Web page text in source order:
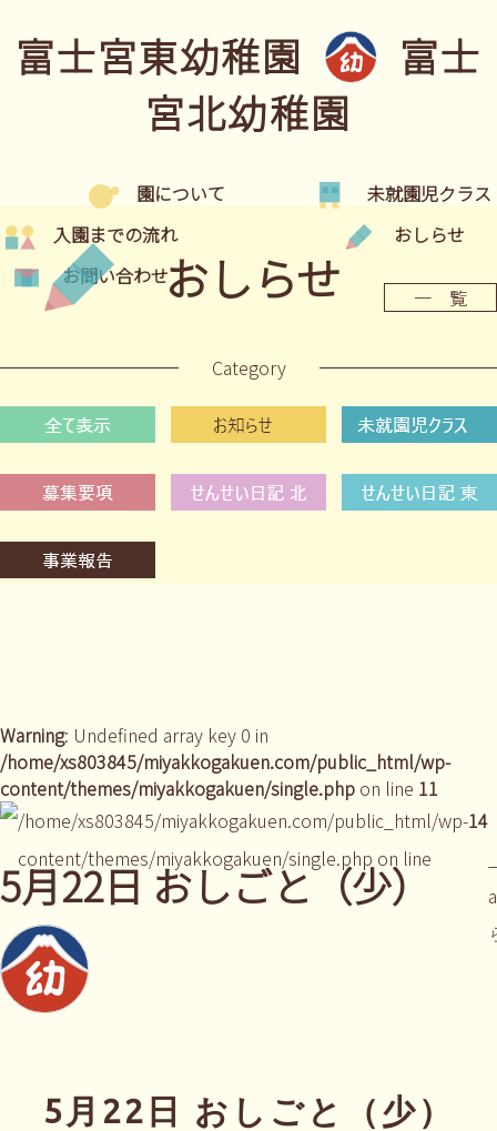
富士宮東幼稚園
富士
宮北幼稚園
園について
未就園児クラス
入園までの流れ
おしらせ
お問い合わせおしらせ 一 覧
Category
Warning: Undefined array key 0 in
/home/xs803845/miyakkogakuen.com/public_html/wp-
content/themes/miyakkogakuen/single.php on line 11
/home/xs803845/miyakkogakuen.com/public_html/wp-
content/themes/miyakkogakuen/single.php on line
14
5月22日 おしごと（少）
5月22日 おしごと（少）